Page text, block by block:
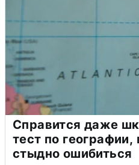
Справится даже
тест по географии,
стыдно ошибиться